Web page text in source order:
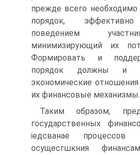
прежде всего
порядок,
поведением
минимизирующий их
Формировать и
порядок должны и
экономические
их финансовые механизмы.
Таким образом,
государственных
іедсванае
осущесгшкния